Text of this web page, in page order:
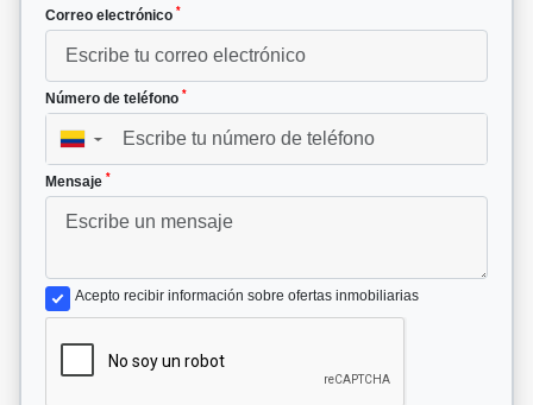
Correo electrónico *
Número de teléfono *
▼
Mensaje *
Acepto recibir información sobre ofertas inmobiliarias